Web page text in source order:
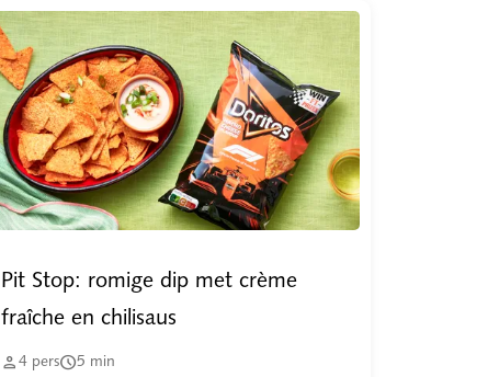
Pit Stop: romige dip met crème
fraîche en chilisaus
4 pers5 min